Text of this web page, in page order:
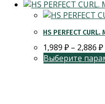
HS PERFECT
1,989 ₽ – 2,886 ₽
Выберите